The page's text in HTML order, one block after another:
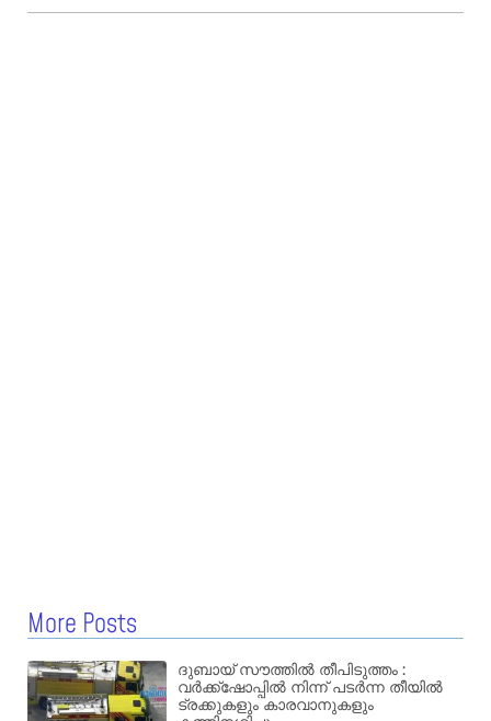
More Posts
ദുബായ് സൗത്തിൽ തീപിടുത്തം :
വർക്ക്‌ഷോപ്പിൽ നിന്ന് പടർന്ന തീയിൽ
ട്രക്കുകളും കാരവാനുകളും